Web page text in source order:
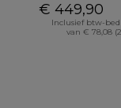
€ 449,90
Inclusief btw-
van € 78,08